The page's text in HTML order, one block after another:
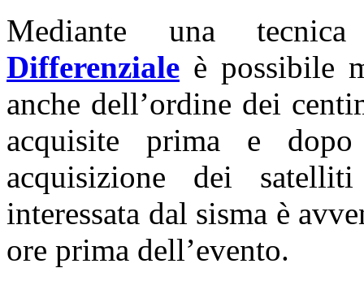
Mediante una
Differenziale è possibile
anche dell’ordine dei
acquisite prima e
acquisizione dei
interessata dal sisma è
ore prima dell’evento.